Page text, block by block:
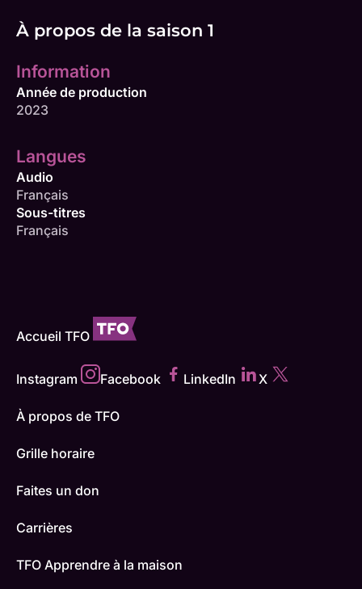
À propos de la saison 1
Information
Année de production
2023
Langues
Audio
Français
Sous-titres
Français
Accueil TFO
Instagram Facebook LinkedIn X
À propos de TFO
Grille horaire
Faites un don
Carrières
TFO Apprendre à la maison